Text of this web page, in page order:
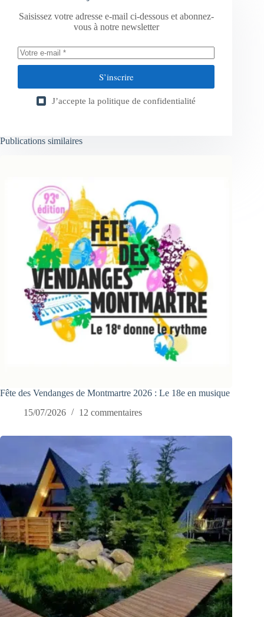
Saisissez votre adresse e-mail ci-dessous et abonnez-
vous à notre newsletter
S’inscrire
J’accepte la politique de confidentialité
Publications similaires
Fête des Vendanges de Montmartre 2026 : Le 18e en musique
15/07/2026
12 commentaires